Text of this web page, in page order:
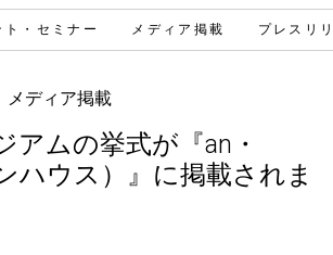
ト・セミナー メディア掲載 プレスリ
メディア掲載
アムの挙式が『an・
ハウス）』に掲載されま